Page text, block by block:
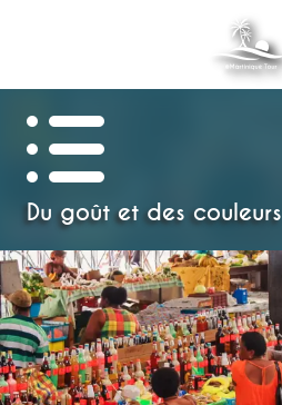
principal
Du goût et des couleurs